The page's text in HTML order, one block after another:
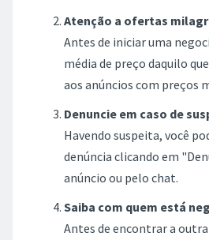
Atenção a ofertas
Antes de iniciar uma
média de preço daquilo
aos anúncios com preços
Denuncie em caso de
Havendo suspeita, você
denúncia clicando em
anúncio ou pelo chat.
Saiba com quem está
Antes de encontrar a